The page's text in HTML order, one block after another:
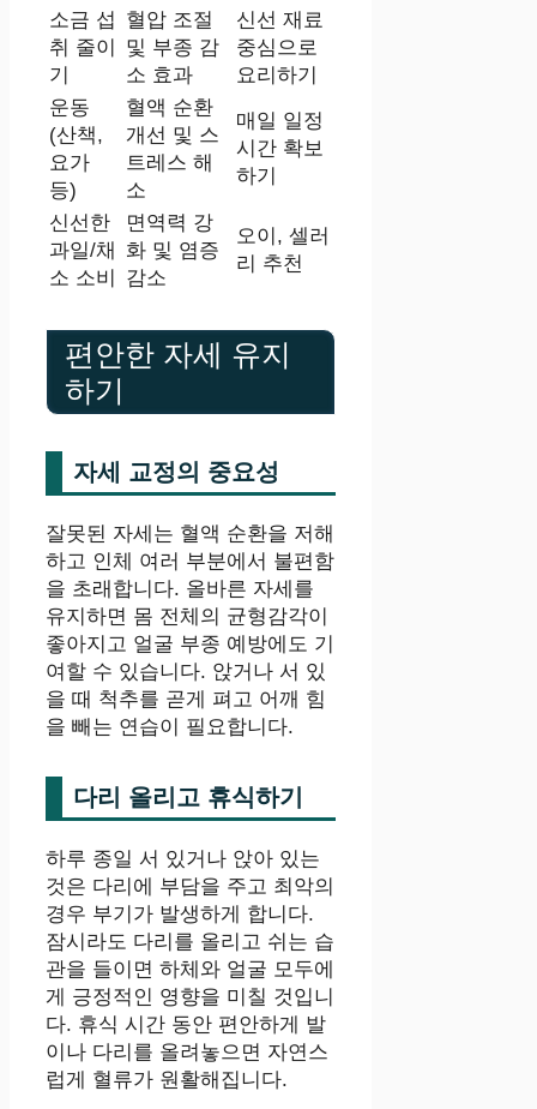
소금 섭
취 줄이
기
혈압 조절
및 부종 감
소 효과
신선 재료
중심으로
요리하기
운동
(산책,
요가
등)
혈액 순환
개선 및 스
트레스 해
소
매일 일정
시간 확보
하기
신선한
과일/채
소 소비
면역력 강
화 및 염증
감소
오이, 셀러
리 추천
편안한 자세 유지
하기
자세 교정의 중요성
잘못된 자세는 혈액 순환을 저해
하고 인체 여러 부분에서 불편함
을 초래합니다. 올바른 자세를
유지하면 몸 전체의 균형감각이
좋아지고 얼굴 부종 예방에도 기
여할 수 있습니다. 앉거나 서 있
을 때 척추를 곧게 펴고 어깨 힘
을 빼는 연습이 필요합니다.
다리 올리고 휴식하기
하루 종일 서 있거나 앉아 있는
것은 다리에 부담을 주고 최악의
경우 부기가 발생하게 합니다.
잠시라도 다리를 올리고 쉬는 습
관을 들이면 하체와 얼굴 모두에
게 긍정적인 영향을 미칠 것입니
다. 휴식 시간 동안 편안하게 발
이나 다리를 올려놓으면 자연스
럽게 혈류가 원활해집니다.